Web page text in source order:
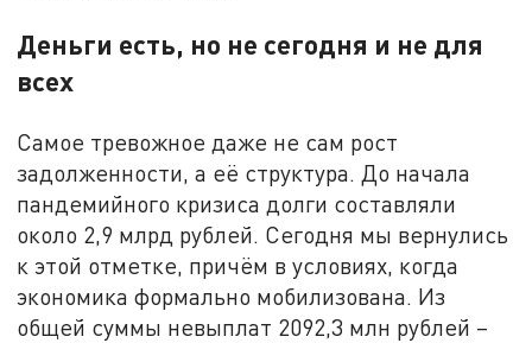
Деньги есть, но не сегодня и не для
всех
Самое тревожное даже не сам рост
задолженности, а её структура. До начала
пандемийного кризиса долги составляли
около 2,9 млрд рублей. Сегодня мы вернулись
к этой отметке, причём в условиях, когда
экономика формально мобилизована. Из
общей суммы невыплат 2092,3 млн рублей –